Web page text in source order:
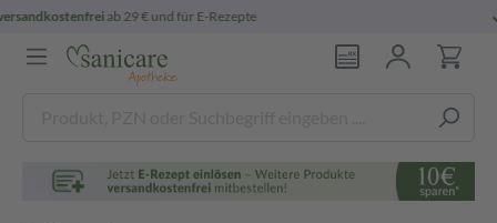
persönlichepharmazeutische Beratung